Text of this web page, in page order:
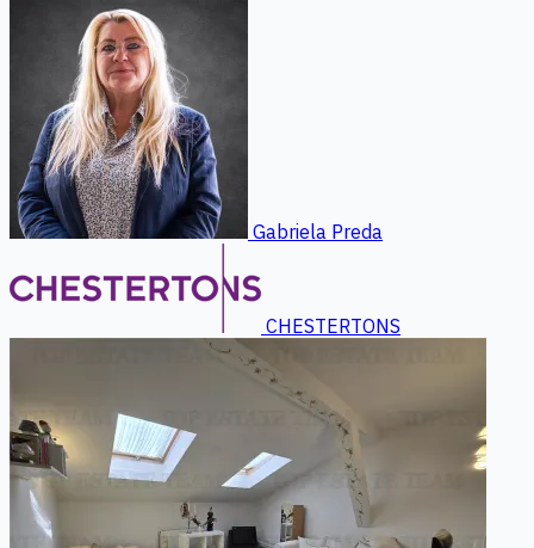
Gabriela Preda
CHESTERTONS